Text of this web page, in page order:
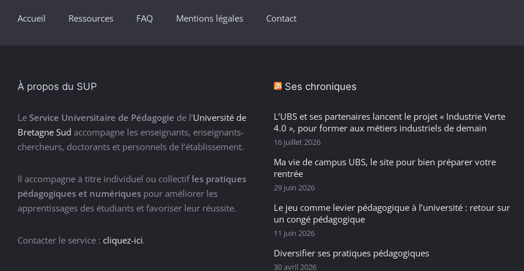
Accueil Ressources FAQ Mentions légales Contact
À propos du SUP
Le Service Universitaire de Pédagogie de l’Université de
Bretagne Sud accompagne les enseignants, enseignants-
chercheurs, doctorants et personnels de l’établissement.
Il accompagne à titre individuel ou collectif les pratiques
pédagogiques et numériques pour améliorer les
apprentissages des étudiants et favoriser leur réussite.
Contacter le service : cliquez-ici.
Ses chroniques
L’UBS et ses partenaires lancent le projet « Industrie Verte
4.0 », pour former aux métiers industriels de demain
16 juillet 2026
Ma vie de campus UBS, le site pour bien préparer votre
rentrée
29 juin 2026
Le jeu comme levier pédagogique à l’université : retour sur
un congé pédagogique
11 juin 2026
Diversifier ses pratiques pédagogiques
30 avril 2026